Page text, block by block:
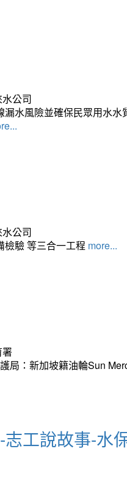
公司
水風險並確保民眾用水
公司
檢驗 等三合一工程 more...
局：新加坡籍油輪Sun
工說故事-水